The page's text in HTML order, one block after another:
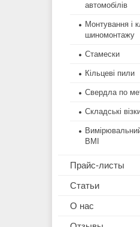
автомобілів
Монтування і
шиномонтажу
Стамески
Кільцеві пили
Свердла по
Складські
BMI
Прайс-листы
Статьи
О нас